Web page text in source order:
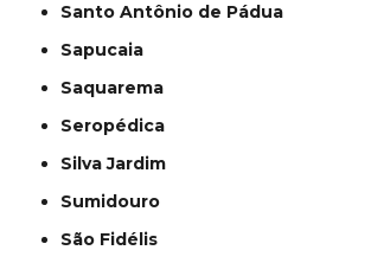
Santo Antônio de Pádua
Sapucaia
Saquarema
Seropédica
Silva Jardim
Sumidouro
São Fidélis